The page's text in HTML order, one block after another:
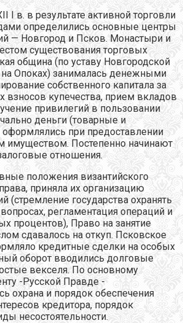
I в. в результате активной торговли
определились основные центры
— Новгород и Псков. Монастыри и
существования торговых
община (по уставу Новгородской
Опоках) занималась денежными
собственного капитала за
взносов купечества, прием вкладов
привилегий в пользовании
деньги (товарные и
оформлялись при предоставлении
имуществом. Постепенно начинают
отношения.
положения византийского
приняла их организацию
(стремление государства охранять
регламентация операций и
процентов), Право на занятие
сдавалось на откуп. Псковское
кредитные сделки на особых
оборот вводились долговые
векселя. По основному
-Русской Правде -
охрана и порядок обеспечения
кредитора, порядок
несостоятельности.